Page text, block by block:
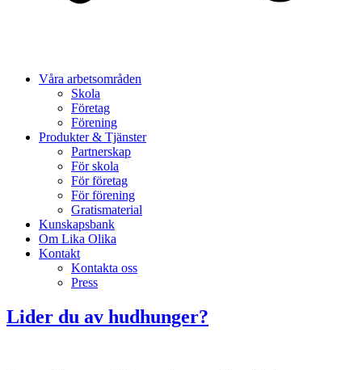
Våra arbetsområden
Skola
Företag
Förening
Produkter & Tjänster
Partnerskap
För skola
För företag
För förening
Gratismaterial
Kunskapsbank
Om Lika Olika
Kontakt
Kontakta oss
Press
Lider du av hudhunger?